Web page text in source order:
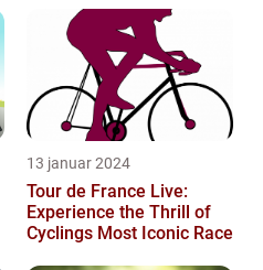
13 januar 2024
Tour de France Live:
Experience the Thrill of
Cyclings Most Iconic Race